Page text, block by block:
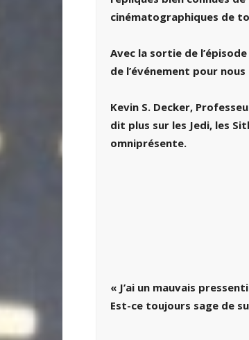
cinématographiques de
Avec la sortie de
de l’événement pour
Kevin S. Decker,
dit plus sur les Jedi, les
omniprésente.
« J’ai un mauvais
Est-ce toujours sage de